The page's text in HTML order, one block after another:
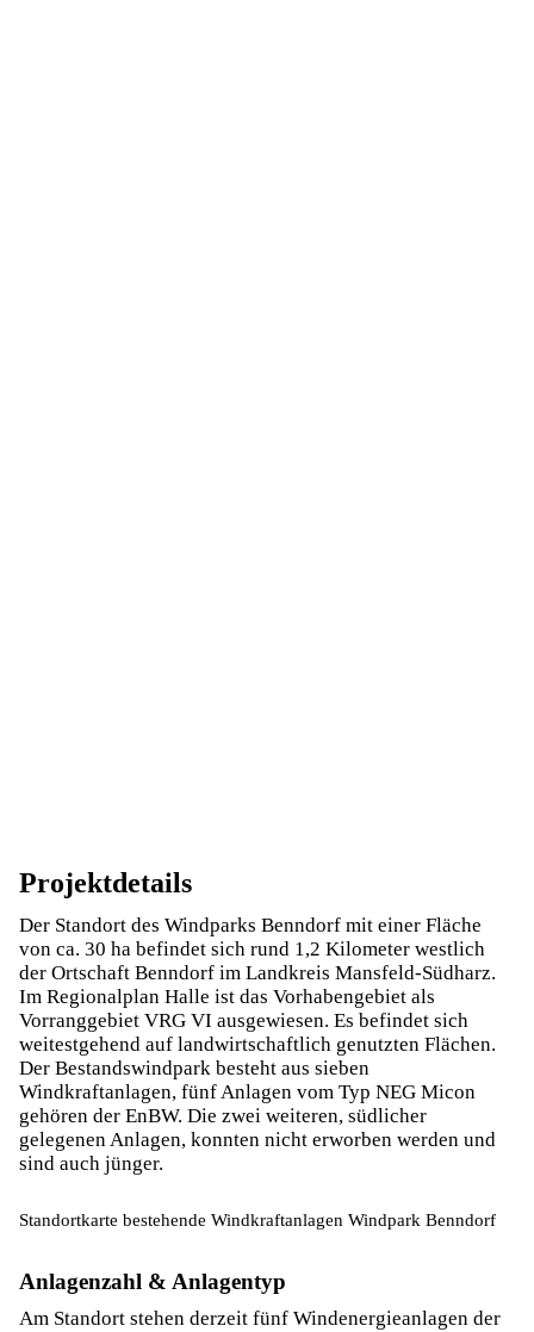
Projektdetails
Der Standort des Windparks Benndorf mit einer Fläche
von ca. 30 ha befindet sich rund 1,2 Kilometer westlich
der Ortschaft Benndorf im Landkreis Mansfeld-Südharz.
Im Regionalplan Halle ist das Vorhabengebiet als
Vorranggebiet VRG VI ausgewiesen. Es befindet sich
weitestgehend auf landwirtschaftlich genutzten Flächen.
Der Bestandswindpark besteht aus sieben
Windkraftanlagen, fünf Anlagen vom Typ NEG Micon
gehören der EnBW. Die zwei weiteren, südlicher
gelegenen Anlagen, konnten nicht erworben werden und
sind auch jünger.
Standortkarte bestehende Windkraftanlagen Windpark Benndorf
Anlagenzahl & Anlagentyp
Am Standort stehen derzeit fünf Windenergieanlagen der